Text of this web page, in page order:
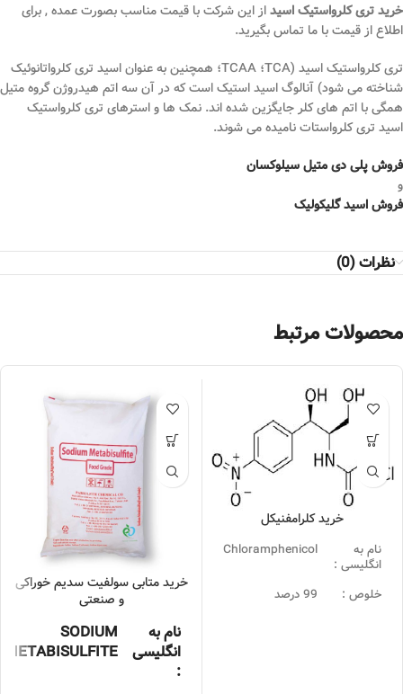
خرید تری کلرواستیک اسیداز این شرکت با قیمت مناسب بصورت عمده , برای
اطلاع از قیمت با ما تماس بگیرید.
تری کلرواستیک اسید (TCA؛ TCAA؛ همچنین به عنوان اسید تری کلرواتانوئیک
شناخته می شود) آنالوگ اسید استیک است که در آن سه اتم هیدروژن گروه متیل
همگی با اتم های کلر جایگزین شده اند. نمک ها و استرهای تری کلرواستیک
اسید تری کلرواستات نامیده می شوند.
فروش پلی دی متیل سیلوکسان
و
فروش اسید گلیکولیک
نظرات (0)
محصولات مرتبط
خرید کلرامفنیکل
نام به
انگلیسی :
Chloramphenicol
خلوص :
99 درصد
خرید متابی سولفیت سدیم خوراکی
و صنعتی
نام به
انگلیسی
:
SODIUM
METABISULFITE